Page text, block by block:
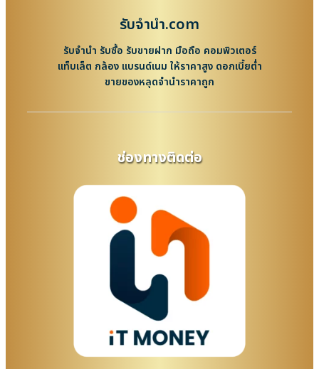
รับจํานํา.com
รับจำนำ รับซื้อ รับขายฝาก มือถือ คอมพิวเตอร์
แท็บเล็ต กล้อง แบรนด์เนม ให้ราคาสูง ดอกเบี้ยต่ำ
ขายของหลุดจำนำราคาถูก
ช่องทางติดต่อ